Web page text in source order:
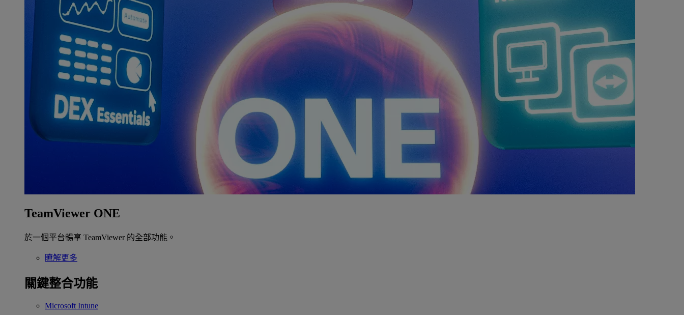
TeamViewer ONE
於一個平台暢享 TeamViewer 的全部功能。
瞭解更多
關鍵整合功能
Microsoft Intune